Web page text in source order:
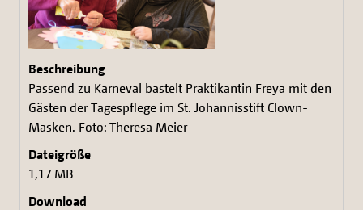
Passend zu Karneval bastelt Praktikantin Freya mit den
Gästen der Tagespflege im St. Johannisstift Clown-
Masken. Foto: Theresa Meier
1,17 MB